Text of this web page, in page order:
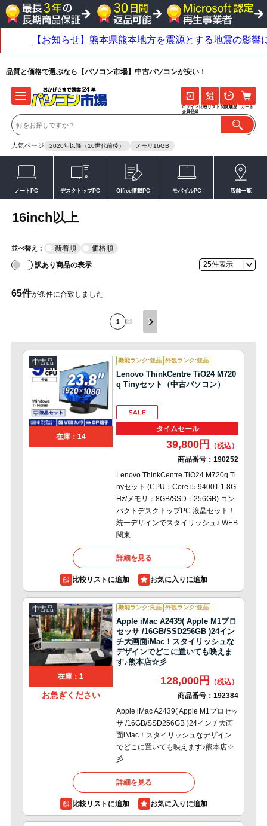
品質と価格で選ぶなら【パソコン市場】中古パソコンが安い！
人気ページ 2020年以降（10世代前後） メモリ16GB
ログイン
会員登録
比較リスト 閲覧履歴 カート
ノートPC デスクトップPC Office搭載PC モバイルPC 店舗一覧
16inch以上
並べ替え： 新着順
価格順
訳あり商品の表示
65件が条件に合致しました
1 23
中古品
在庫：14
機能ランク:並品 外観ランク:並品
Lenovo ThinkCentre TiO24 M720
q Tinyセット（中古パソコン）
タイムセール
39,800円
商品番号： 190252
Lenovo ThinkCentre TiO24 M720q Ti
nyセット (CPU：Core i5 9400T 1.8G
Hz/メモリ：8GB/SSD：256GB) コン
パクトデスクトップPC 液晶セット！
統一デザインでスタイリッシュ♪ WEB
関東
詳細を見る
比較リストに追加
中古品
在庫：1
お急ぎください
機能ランク:良品 外観ランク:並品
Apple iMac A2439( Apple M1プロ
セッサ /16GB/SSD256GB )24イン
チ大画面iMac！スタイリッシュな
デザインでどこに置いても映えま
す♪熊本店☆彡
128,000円
商品番号： 192384
Apple iMac A2439( Apple M1プロセッ
サ /16GB/SSD256GB )24インチ大画
面iMac！スタイリッシュなデザイン
でどこに置いても映えます♪熊本店☆
彡
詳細を見る
比較リストに追加